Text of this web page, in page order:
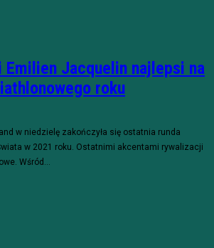
Emilien Jacquelin najlepsi na
roku
w niedzielę zakończyła się ostatnia runda
w 2021 roku. Ostatnimi akcentami rywalizacji
Wśród...